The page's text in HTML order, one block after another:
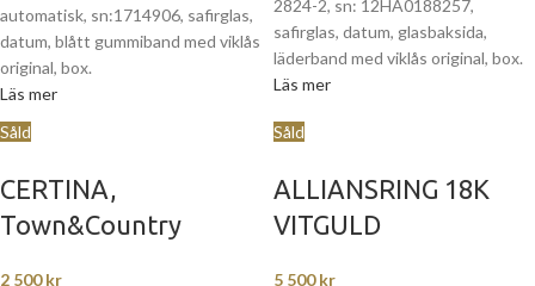
automatisk, sn:1714906, safirglas,
datum, blått gummiband med viklås
original, box.
Läs mer
2824-2, sn: 12HA0188257,
safirglas, datum, glasbaksida,
läderband med viklås original, box.
Läs mer
Såld
CERTINA,
Town&Country
2 500kr
Såld
ALLIANSRING 18K
VITGULD
5 500kr